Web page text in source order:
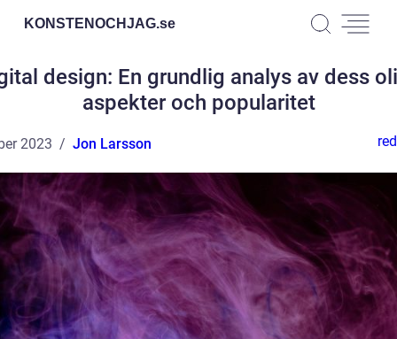
KONSTENOCHJAG.se
design: En grundlig analys av dess
aspekter och popularitet
2023 Jon Larsson